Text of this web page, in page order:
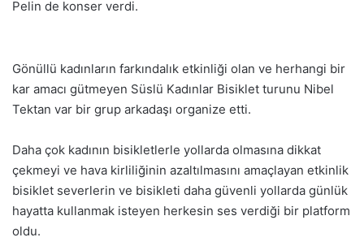
Pelin de konser verdi.
Gönüllü kadınların farkındalık etkinliği olan ve herhangi bir
kar amacı gütmeyen Süslü Kadınlar Bisiklet turunu Nibel
Tektan var bir grup arkadaşı organize etti.
Daha çok kadının bisikletlerle yollarda olmasına dikkat
çekmeyi ve hava kirliliğinin azaltılmasını amaçlayan etkinlik
bisiklet severlerin ve bisikleti daha güvenli yollarda günlük
hayatta kullanmak isteyen herkesin ses verdiği bir platform
oldu.